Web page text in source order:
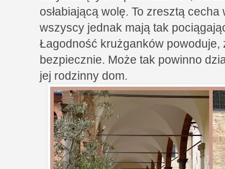
osłabiającą wolę. To zresztą
wszyscy jednak mają tak
Łagodność krużganków powoduje,
bezpiecznie. Może tak powinno
jej rodzinny dom.